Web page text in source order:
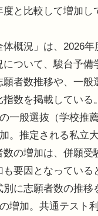
と比較して増加し
概況」は、2026年
ついて、駿台予備
者数推移や、一般
数を掲載している。
一般選抜（学校推
。推定される私立
の増加は、併願
要因となっている
に志願者数の推移
増加。共通テスト